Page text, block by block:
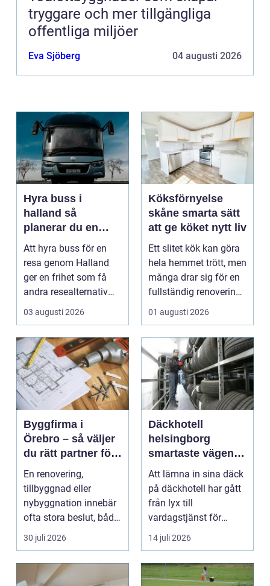
tryggare och mer tillgängliga
offentliga miljöer
Eva Sjöberg 04 augusti 2026
Hyra buss i
halland så
planerar du en
trygg och smidig
resa
Att hyra buss för en
resa genom Halland
ger en frihet som få
andra resealternativ
erbjuder. Gruppen ...
03 augusti 2026
Köksförnyelse
skåne smarta sätt
att ge köket nytt liv
Ett slitet kök kan göra
hela hemmet trött, men
många drar sig för en
fullständig renovering.
Det tar...
01 augusti 2026
Byggfirma i
Örebro – så väljer
du rätt partner för
ditt projekt
En renovering,
tillbyggnad eller
nybyggnation innebär
ofta stora beslut, både
ekonomiskt ...
30 juli 2026
Däckhotell
helsingborg
smartaste vägen
till säkra hjulskift
Att lämna in sina däck
på däckhotell har gått
från lyx till
vardagstjänst för
många bilägare. I
Hels...
14 juli 2026